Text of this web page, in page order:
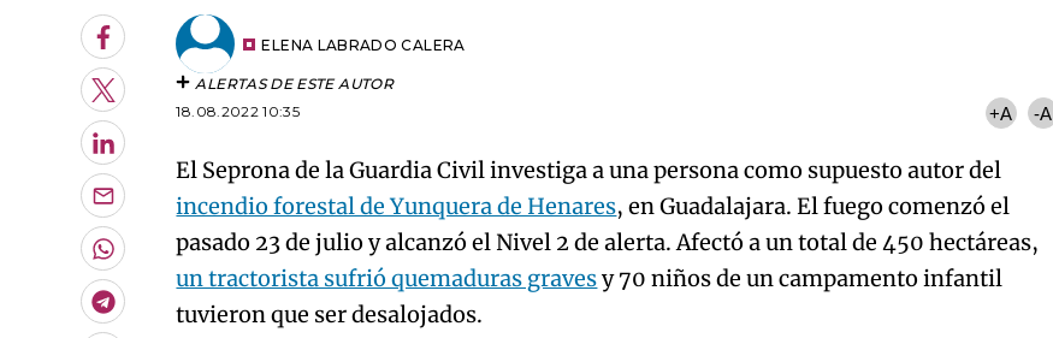
Facebook
Twitter
LinkedIn
Enviar
por
Email
Whatsapp
Telegram
ELENA LABRADO CALERA
ALERTAS DE ESTE AUTOR
18.08.2022 10:35
+A -A
El Seprona de la Guardia Civil investiga a una persona como supuesto autor del
incendio forestal de Yunquera de Henares, en Guadalajara. El fuego comenzó el
pasado 23 de julio y alcanzó el Nivel 2 de alerta. Afectó a un total de 450 hectáreas,
un tractorista sufrió quemaduras gravesy 70 niños de un campamento infantil
tuvieron que ser desalojados.